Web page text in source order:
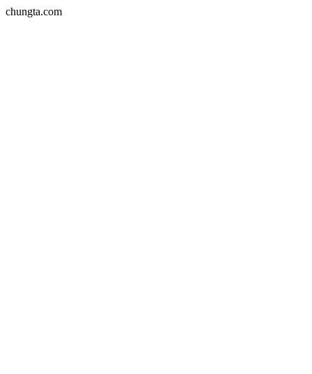
chungta.com